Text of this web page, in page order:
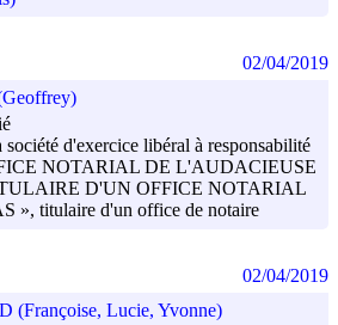
société d'exercice libéral à responsabilité
NOTARIAL DE L'AUDACIEUSE
D'UN OFFICE NOTARIAL
», titulaire d'un office de notaire
02/04/2019
(Françoise, Lucie, Yvonne)
02/04/2019